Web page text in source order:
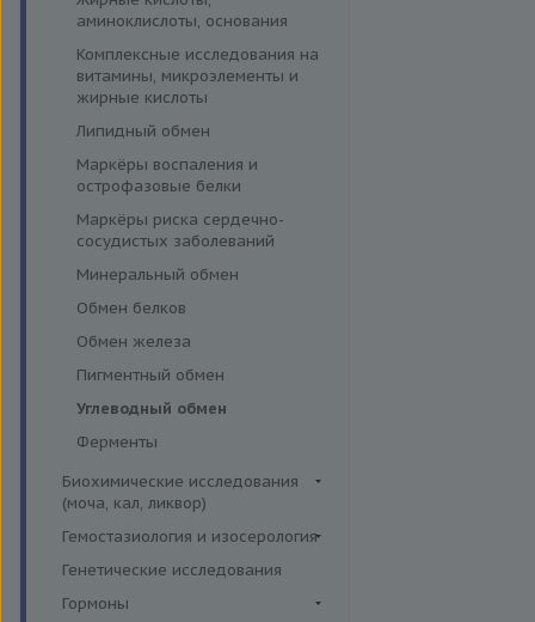
IgG
Прочие аллергены IgE, IgG
иммуноглобулинов класса Е
Прогнозирование
эффективности АСИТ
Симптомные профили
Скрининговые исследования
аминоклислоты, основания
Комплексные исследования на
витамины, микроэлементы и
жирные кислоты
Липидный обмен
Маркёры воспаления и
острофазовые белки
Маркёры риска сердечно-
сосудистых заболеваний
Минеральный обмен
Обмен белков
Обмен железа
Пигментный обмен
Углеводный обмен
Ферменты
Биохимические исследования
(моча, кал, ликвор)
Ликвор
Гемостазиология и изосерология
Гемостазиология
Иммуногематология
Генетические исследования
Гормоны